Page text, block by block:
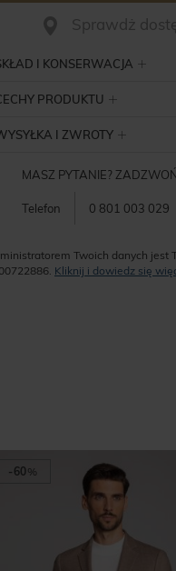
Sprawdż
I KONSERWACJA
PRODUKTU
I ZWROTY
MASZ PYTANIE?
Telefon 0 801 003 029
Twoich danych jest
Kliknij i dowiedz się
-60 %